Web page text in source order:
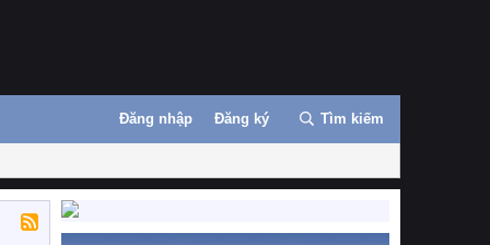
Đăng nhập Đăng ký Tìm kiếm